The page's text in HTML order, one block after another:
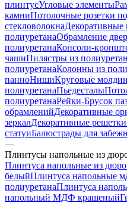
плинтусУгловые элементы
камниПотолочные розетки
стекловолокна
полиуретанаОбрамление
полиуретанаКонсоли-
чашиПилястры из
полиуретанаКолонны из
панноНишиКруговые
полиуретанаПьедесталы
полиуретанаРейки-Брусок
обрамленийДекоративные
зеркалДекоративные
статуиБалюстрады для
—
Плинтусы напольные из
Плинтуса напольные из
белыйПлинтуса напольные
полиуретанаПлинтуса
напольный МДФ крашеный